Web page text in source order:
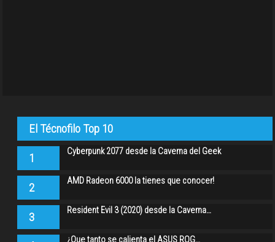
El Técnofilo Top 10
1 Cyberpunk 2077 desde la Caverna del Geek
2 AMD Radeon 6000 la tienes que conocer!
3 Resident Evil 3 (2020) desde la Caverna…
¿Que tanto se calienta el ASUS ROG…